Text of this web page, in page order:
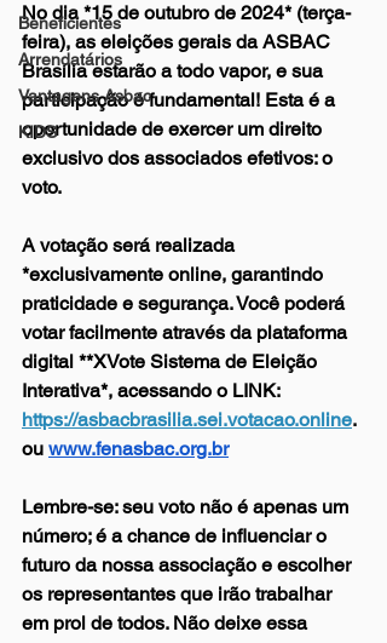
Beneficientes
Arrendatários
Vantagens Asbac
KIDS
No dia *15 de outubro de 2024* (terça-
feira), as eleições gerais da ASBAC
Brasília estarão a todo vapor, e sua
participação é fundamental! Esta é a
oportunidade de exercer um direito
exclusivo dos associados efetivos: o
voto.
A votação será realizada
*exclusivamente online, garantindo
praticidade e segurança. Você poderá
votar facilmente através da plataforma
digital **XVote Sistema de Eleição
Interativa*, acessando o LINK:
https://asbacbrasilia.sei.votacao.online.
ou www.fenasbac.org.br
Lembre-se: seu voto não é apenas um
número; é a chance de influenciar o
futuro da nossa associação e escolher
os representantes que irão trabalhar
em prol de todos. Não deixe essa